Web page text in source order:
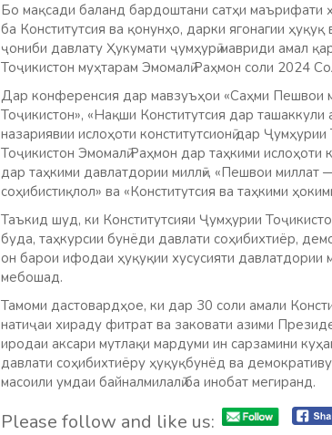
Бо мақсади баланд бардоштани сатҳи маърифати
ба Конститутсия ва қонунҳо, дарки ягонагии
ҷониби давлату Ҳукумати ҷумҳурӣ мавриди амал
Тоҷикистон муҳтарам Эмомалӣ Раҳмон соли 2024
Дар конференсия дар мавзуъҳои «Саҳми Пешвои
Тоҷикистон», «Нақши Конститутсия дар
назариявии ислоҳоти конститутсионӣ дар
Тоҷикистон Эмомалӣ Раҳмон дар таҳкими ислоҳоти
дар таҳкими давлатдории миллӣ», «Пешвои
соҳибистиқлол» ва «Конститутсия ва таҳкими
Таъкид шуд, ки Конститутсияи Ҷумҳурии
буда, таҳкурсии бунёди давлати соҳибихтиёр,
он барои ифодаи ҳуқуқии хусусияти давлатдории
мебошад.
Тамоми дастовардҳое, ки дар 30 соли амали
натиҷаи хираду фитрат ва заковати азими
иродаи аксари мутлақи мардуми ин сарзамини
давлати соҳибихтиёру ҳуқуқбунёд ва
масоили умдаи байналмилалӣ ба инобат мегиранд.
Please follow and like us: